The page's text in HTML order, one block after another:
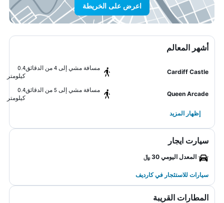
اعرض على الخريطة
أشهر المعالم
Cardiff Castle
مسافة مشي إلى 4 من الدقائق
0.4
كيلومتر
Queen Arcade
مسافة مشي إلى 5 من الدقائق
0.4
كيلومتر
إظهار المزيد
سيارت ايجار
المعدل اليومي 30 ﷼
سيارات للاستئجار في كارديف
المطارات القريبة